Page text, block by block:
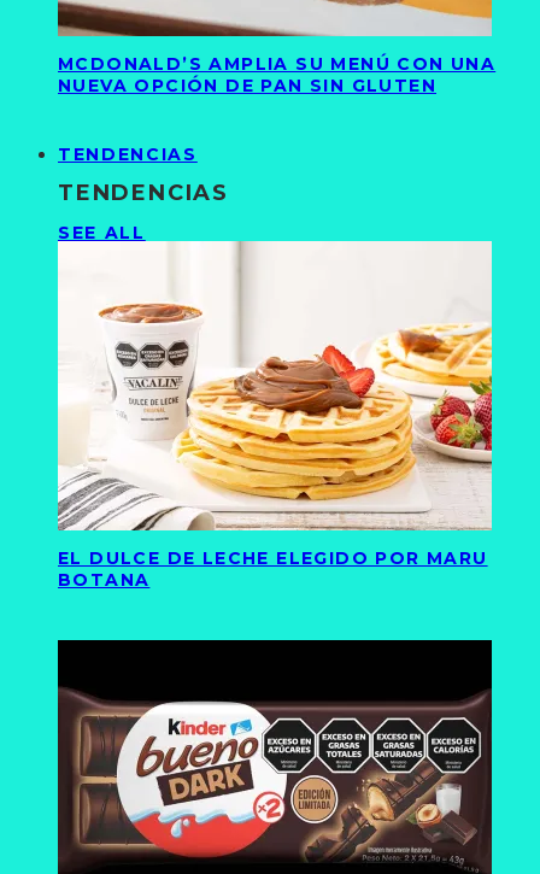
MCDONALD’S AMPLIA SU MENÚ CON UNA
NUEVA OPCIÓN DE PAN SIN GLUTEN
TENDENCIAS
TENDENCIAS
SEE ALL
EL DULCE DE LECHE ELEGIDO POR MARU
BOTANA